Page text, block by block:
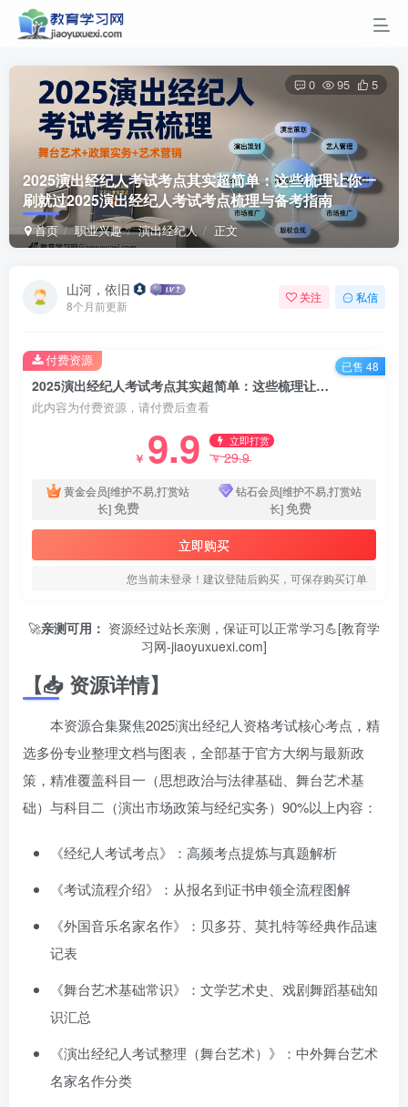
2025演出经纪人考试考点其实超简单：这些梳理让你一
刷就过2025演出经纪人考试考点梳理与备考指南
首页 职业兴趣 演出经纪人 正文
0 95 5
山河，依旧
8个月前更新
关注 私信
2025演出经纪人考试考点其实超简单：这些梳理让你一刷就过2025演出经纪人考试考点梳理与备考指南
此内容为付费资源，请付费后查看
￥ 9.9 立即打赏
￥29.9
黄金会员[维护不易,打赏站
长] 免费
钻石会员[维护不易,打赏站
长] 免费
立即购买
您当前未登录！建议登陆后购买，可保存购买订单
付费资源 已售 48
🚀亲测可用： 资源经过站长亲测，保证可以正常学习💪[教育学
习网-jiaoyuxuexi.com]
【📥 资源详情】
本资源合集聚焦2025演出经纪人资格考试核心考点，精
选多份专业整理文档与图表，全部基于官方大纲与最新政
策，精准覆盖科目一（思想政治与法律基础、舞台艺术基
础）与科目二（演出市场政策与经纪实务）90%以上内容：
《经纪人考试考点》：高频考点提炼与真题解析
《考试流程介绍》：从报名到证书申领全流程图解
《外国音乐名家名作》：贝多芬、莫扎特等经典作品速
记表
《舞台艺术基础常识》：文学艺术史、戏剧舞蹈基础知
识汇总
《演出经纪人考试整理（舞台艺术）》：中外舞台艺术
名家名作分类